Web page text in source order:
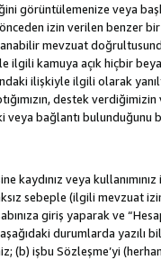
görüntülemenize veya
izin verilen benzer
mevzuat
ile ilgili kamuya açık hiçbir
ilişkiyle ilgili olarak
destek
veya bağlantı bulunduğunu
kaydınız veya
sebeple (ilgili mevzuat
giriş yaparak ve
durumlarda yazılı
(b) işbu Sözleşme’yi